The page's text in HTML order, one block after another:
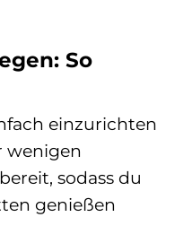
So
einzurichten
wenigen
sodass du
genießen